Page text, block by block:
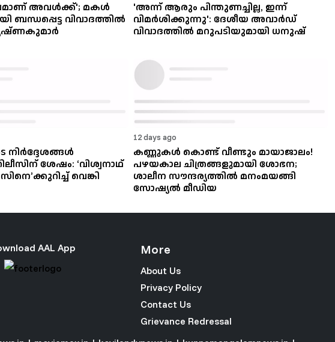
അവൾക്ക്'; മകൾ
വിവാദത്തിൽ
കൃഷ്‍ണകുമാർ
'അന്ന് ആരും പിന്തുണച്ചില്ല, ഇന്ന്
വിമർശിക്കുന്നു': ദേശീയ അവാർഡ്
വിവാദത്തിൽ മറുപടിയുമായി ധനുഷ്
ശേഷം: ‘വിശ്വനാഥ്
വെങ്കി
12 days ago
കണ്ണുകൾ കൊണ്ട് വീണ്ടും മായാജാലം!
പഴയകാല ചിത്രങ്ങളുമായി ശോഭന;
ശാലീന സൗന്ദര്യത്തിൽ മനംമയങ്ങി
സോഷ്യൽ മീഡിയ
AAL App More
About Us
Privacy Policy
Contact Us
Grievance Redressal